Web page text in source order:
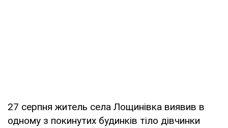
27 серпня житель села Лощинівка виявив в
одному з покинутих будинків тіло дівчинки